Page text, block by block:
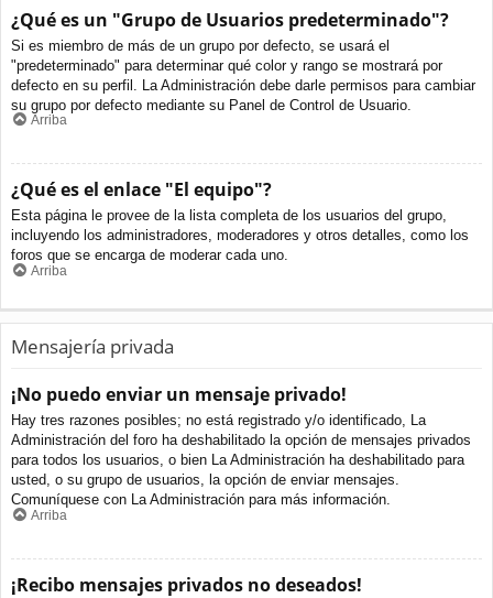
¿Qué es un "Grupo de Usuarios predeterminado"?
Si es miembro de más de un grupo por defecto, se usará el
"predeterminado" para determinar qué color y rango se mostrará por
defecto en su perfil. La Administración debe darle permisos para cambiar
su grupo por defecto mediante su Panel de Control de Usuario.
Arriba
¿Qué es el enlace "El equipo"?
Esta página le provee de la lista completa de los usuarios del grupo,
incluyendo los administradores, moderadores y otros detalles, como los
foros que se encarga de moderar cada uno.
Arriba
Mensajería privada
¡No puedo enviar un mensaje privado!
Hay tres razones posibles; no está registrado y/o identificado, La
Administración del foro ha deshabilitado la opción de mensajes privados
para todos los usuarios, o bien La Administración ha deshabilitado para
usted, o su grupo de usuarios, la opción de enviar mensajes.
Comuníquese con La Administración para más información.
Arriba
¡Recibo mensajes privados no deseados!